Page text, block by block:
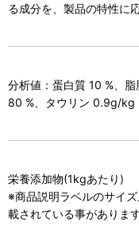
る成分を、製品の特性に
分析値：蛋白質 10 %、
80 %、タウリン 0.9g/kg
栄養添加物(1kgあたり)
※商品説明ラベルのサイ
載されている事があります